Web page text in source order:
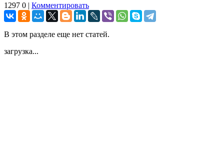
1297 0 | Комментировать
В этом разделе еще нет статей.
загрузка...